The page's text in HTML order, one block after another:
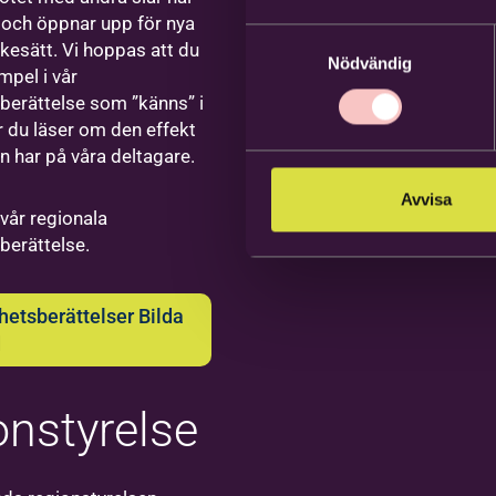
Nödvändig
Avvisa
piano-
till
–
öppnar upp för nya
Vi hoppas att du
i vår
som ”känns” i
du läser om den effekt
har på våra deltagare.
regionala
Bilda